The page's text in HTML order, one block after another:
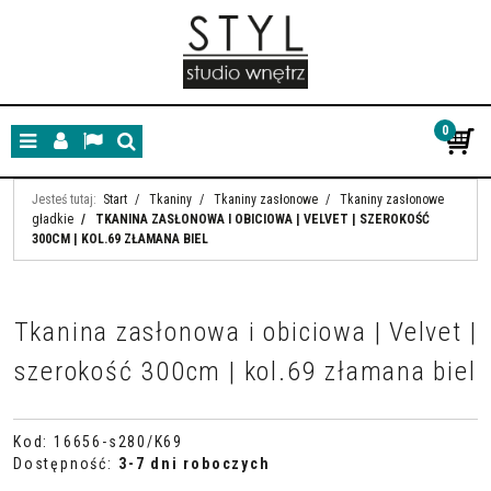
MenuPanelLangSzukaj
0
Jesteś tutaj: Start / Tkaniny / Tkaniny zasłonowe /
Tkaniny zasłonowe
gładkie /
TKANINA ZASŁONOWA I OBICIOWA | VELVET | SZEROKOŚĆ
300CM | KOL.69 ZŁAMANA BIEL
Tkanina zasłonowa i obiciowa | Velvet |
szerokość 300cm | kol.69 złamana biel
Kod : 16656-s280/K69
Dostępność: 3-7 dni roboczych